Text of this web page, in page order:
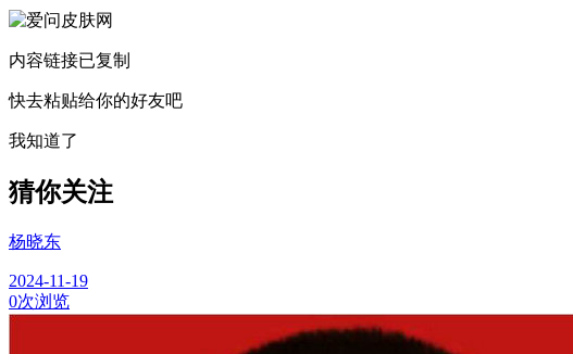
内容链接已复制
快去粘贴给你的好友吧
我知道了
猜你关注
杨晓东
2024-11-19
0次浏览